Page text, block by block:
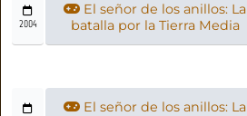
2004
El señor de los anillos: La
batalla por la Tierra Media
El señor de los anillos: La